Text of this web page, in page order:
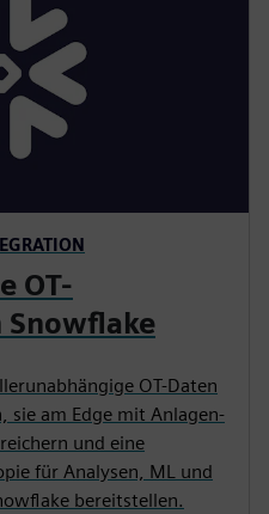
OT-
Snowflake
OT-Daten
sie am Edge mit Anlagen-
und eine
für Analysen, ML und
bereitstellen.